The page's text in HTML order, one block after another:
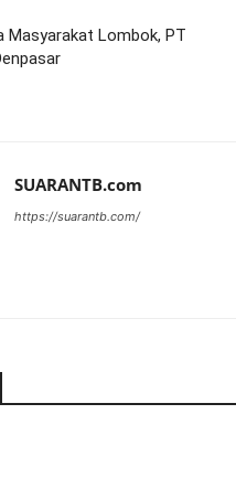
Masyarakat Lombok, PT
SUARANTB.com
https://suarantb.com/